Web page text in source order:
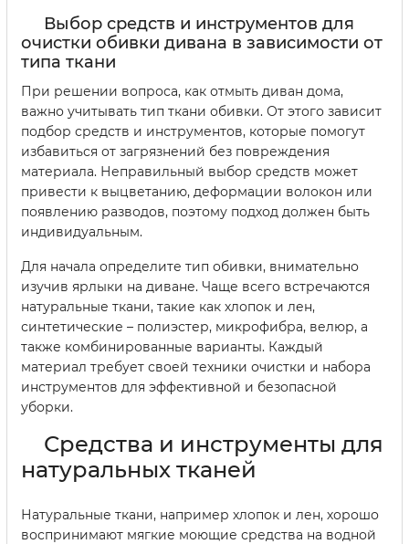
Выбор средств и инструментов для
очистки обивки дивана в зависимости от
типа ткани
При решении вопроса, как отмыть диван дома,
важно учитывать тип ткани обивки. От этого зависит
подбор средств и инструментов, которые помогут
избавиться от загрязнений без повреждения
материала. Неправильный выбор средств может
привести к выцветанию, деформации волокон или
появлению разводов, поэтому подход должен быть
индивидуальным.
Для начала определите тип обивки, внимательно
изучив ярлыки на диване. Чаще всего встречаются
натуральные ткани, такие как хлопок и лен,
синтетические – полиэстер, микрофибра, велюр, а
также комбинированные варианты. Каждый
материал требует своей техники очистки и набора
инструментов для эффективной и безопасной
уборки.
Средства и инструменты для
натуральных тканей
Натуральные ткани, например хлопок и лен, хорошо
воспринимают мягкие моющие средства на водной